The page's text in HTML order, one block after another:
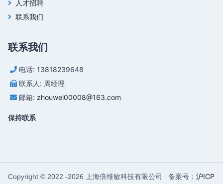
人才招聘
联系我们
联系我们
电话: 13818239648
联系人: 周经理
邮箱: zhouwei00008@163.com
保持联系
Copyright © 2022 -2026 上海倍维敏科技有限公司 备案号： 沪ICP